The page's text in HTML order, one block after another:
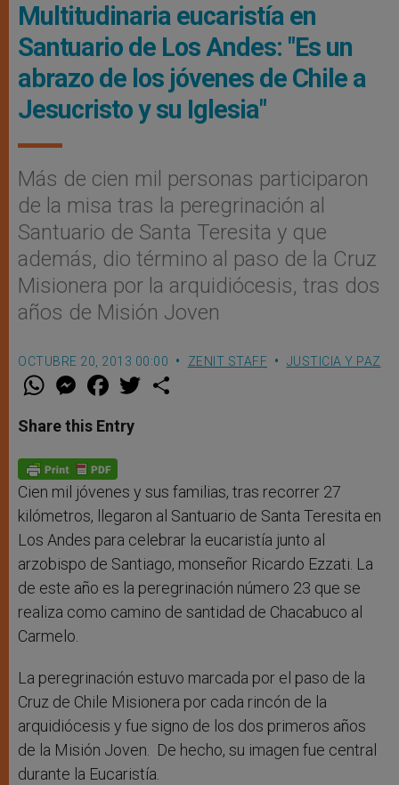
Multitudinaria eucaristía en
Santuario de Los Andes: "Es un
abrazo de los jóvenes de Chile a
Jesucristo y su Iglesia"
Más de cien mil personas participaron
de la misa tras la peregrinación al
Santuario de Santa Teresita y que
además, dio término al paso de la Cruz
Misionera por la arquidiócesis, tras dos
años de Misión Joven
OCTUBRE 20, 2013 00:00 ZENIT STAFF JUSTICIA Y PAZ
W
t
s
p
p
M
e
s
e
g
e
r
F
a
e
b
o
k
w
Share this Entry
Cien mil jóvenes y sus familias, tras recorrer 27
kilómetros, llegaron al Santuario de Santa Teresita en
Los Andes para celebrar la eucaristía junto al
arzobispo de Santiago, monseñor Ricardo Ezzati. La
de este año es la peregrinación número 23 que se
realiza como camino de santidad de Chacabuco al
Carmelo.
La peregrinación estuvo marcada por el paso de la
Cruz de Chile Misionera por cada rincón de la
arquidiócesis y fue signo de los dos primeros años
de la Misión Joven. De hecho, su imagen fue central
durante la Eucaristía.